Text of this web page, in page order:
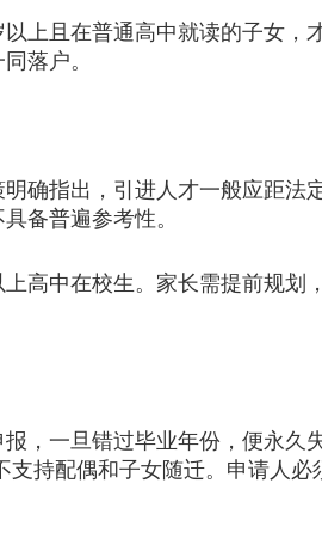
且在普通高中就读的子女，
落户。
指出，引进人才一般应距法
备普遍参考性。
中在校生。家长需提前规划
一旦错过毕业年份，便永久
持配偶和子女随迁。申请人